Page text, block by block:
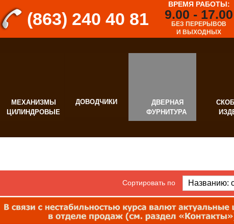
МЕХАНИЗМЫ
ЦИЛИНДРОВЫЕ
ДОВОДЧИКИ
ДВЕРНАЯ
ФУРНИТУРА
(863) 240 40 81
ВРЕМЯ РАБОТЫ:
9.00 - 17.00
БЕЗ ПЕРЕРЫВОВ
И ВЫХОДНЫХ
Сортировать по